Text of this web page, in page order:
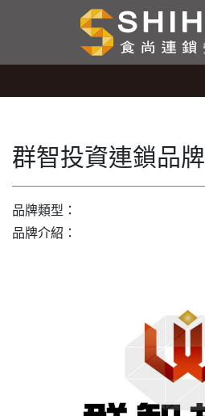
群智投資連鎖品牌
品牌類型：
品牌介紹：